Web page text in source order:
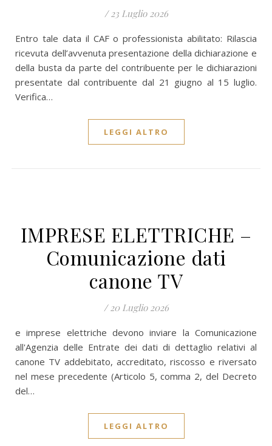
/ 23 Luglio 2026
Entro tale data il CAF o professionista abilitato: Rilascia
ricevuta dell’avvenuta presentazione della dichiarazione e
della busta da parte del contribuente per le dichiarazioni
presentate dal contribuente dal 21 giugno al 15 luglio.
Verifica…
LEGGI ALTRO
IMPRESE ELETTRICHE –
Comunicazione dati
canone TV
/ 20 Luglio 2026
e imprese elettriche devono inviare la Comunicazione
all'Agenzia delle Entrate dei dati di dettaglio relativi al
canone TV addebitato, accreditato, riscosso e riversato
nel mese precedente (Articolo 5, comma 2, del Decreto
del…
LEGGI ALTRO